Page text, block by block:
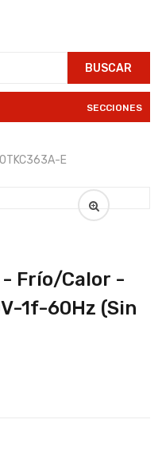
BUSCAR
SECCIONES
E
Frío/Calor -
1f-60Hz (Sin